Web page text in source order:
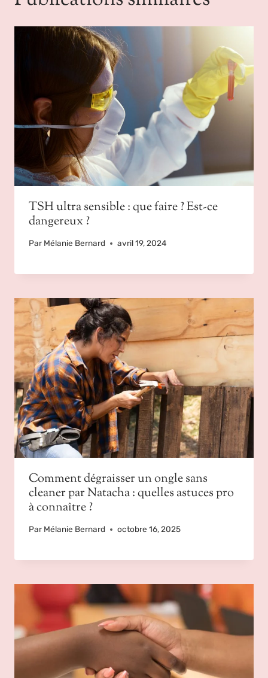
TSH ultra sensible : que faire ? Est-ce
dangereux ?
Par Mélanie Bernard avril 19, 2024
Comment dégraisser un ongle sans
cleaner par Natacha : quelles astuces pro
à connaître ?
Par Mélanie Bernard octobre 16, 2025